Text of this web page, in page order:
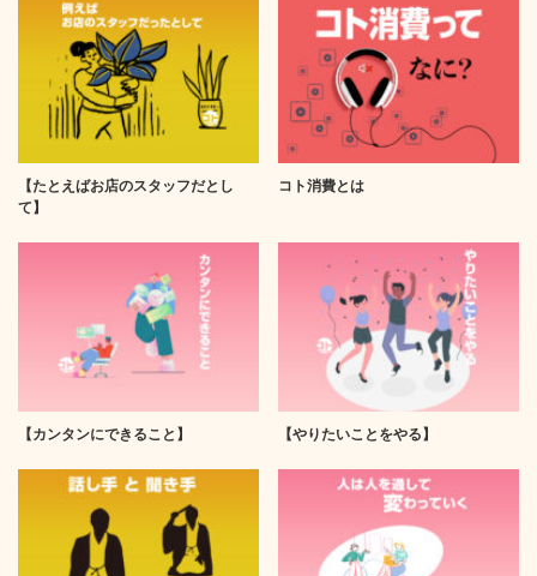
【たとえばお店のスタッフだとし
て】
コト消費とは
【カンタンにできること】 【やりたいことをやる】